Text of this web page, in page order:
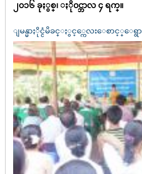
၂၀၁၆ ခုႏွစ္၊ ႏို၀င္ဘာလ ၄ ရက္။
ျမန္မာႏိုင္ငံမိခင္ႏွင့္ကေလးေစာင့္ေရွာ